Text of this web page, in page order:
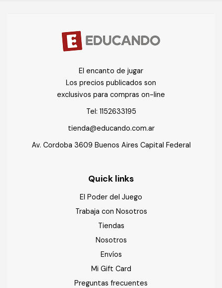
El encanto de jugar
Los precios publicados son
exclusivos para compras on-line
Tel: 1152633195
tienda@educando.com.ar
Av. Cordoba 3609 Buenos Aires Capital Federal
Quick links
El Poder del Juego
Trabaja con Nosotros
Tiendas
Nosotros
Envíos
Mi Gift Card
Preguntas frecuentes